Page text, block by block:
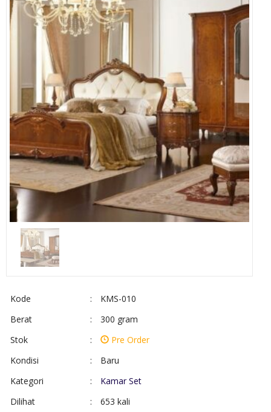
Kode :
KMS-010
Berat
:
300 gram
Stok
:
Pre Order
Kondisi
:
Baru
Kategori
:
Kamar Set
Dilihat
:
653 kali